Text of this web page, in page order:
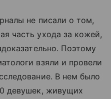
не писали о том,
часть ухода за кожей,
Поэтому
взяли и провели
В нем было
девушек, живущих